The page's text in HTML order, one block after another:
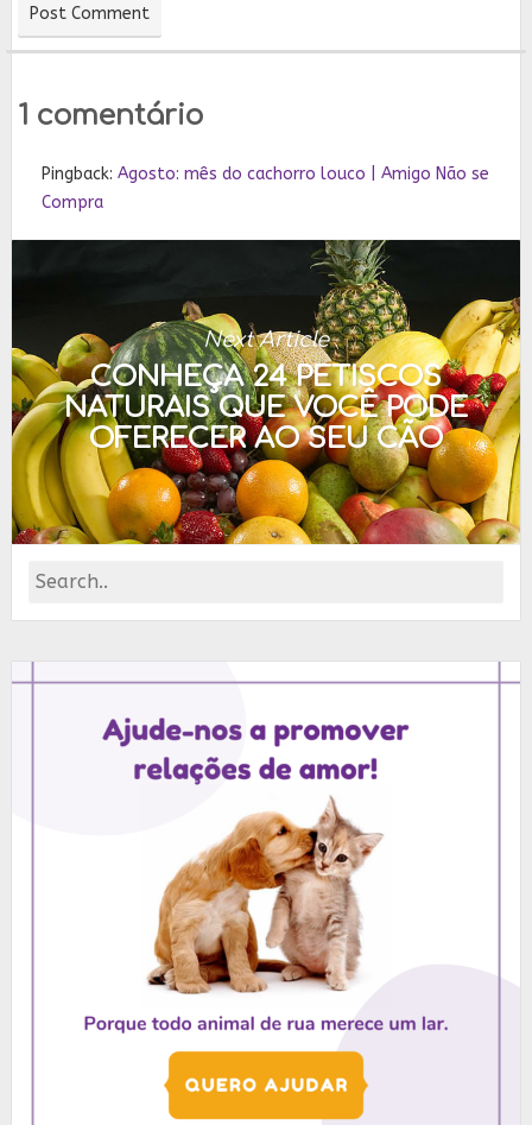
1 comentário
Pingback: Agosto: mês do cachorro louco | Amigo Não se
Compra
Next Article
CONHEÇA 24 PETISCOS
NATURAIS QUE VOCÊ PODE
OFERECER AO SEU CÃO